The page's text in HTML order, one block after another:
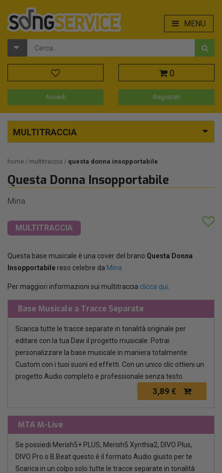
MENU
0
Accedi Registrati
MULTITRACCIA
home multitraccia questa donna insopportabile
Questa Donna Insopportabile
Mina
MULTITRACCIA
Questa base musicale è una cover del brano Questa Donna
Insopportabile reso celebre da Mina
Per maggiori informazioni sui multitraccia clicca qui
Base Musicale a Tracce Separate
Scarica tutte le tracce separate in tonalità originale per
editare con la tua Daw il progetto musicale. Potrai
personalizzare la base musicale in maniera totalmente
Custom con i tuoi suoni ed effetti. Con un unico clic ottieni un
progetto Audio completo e professionale senza testo.
3,89 €
MTA M-Live
Se possiedi Merish5+ PLUS, Merish5 Xynthia2, DIVO Plus,
DIVO Pro o B.Beat questo è il formato Audio giusto per te.
Scarica in un colpo solo tutte le tracce separate in tonalità